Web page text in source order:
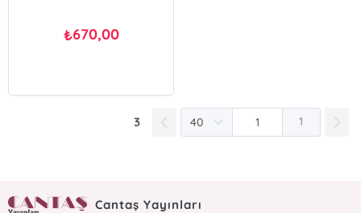
₺670,00
3 1
Cantaş Yayınları